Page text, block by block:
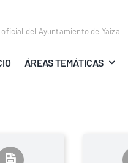
oficial del Ayuntamiento de Yaiza
ÁREAS TEMÁTICAS